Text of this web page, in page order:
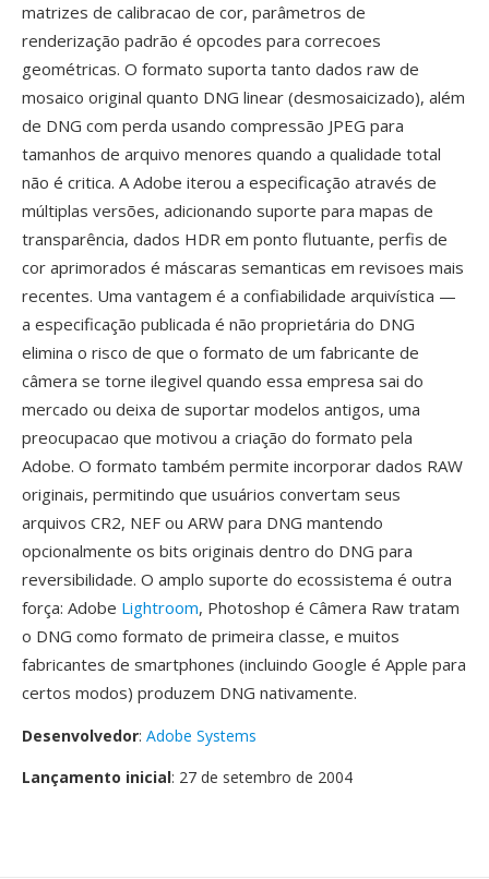
matrizes de calibracao de cor, parâmetros de
renderização padrão é opcodes para correcoes
geométricas. O formato suporta tanto dados raw de
mosaico original quanto DNG linear (desmosaicizado), além
de DNG com perda usando compressão JPEG para
tamanhos de arquivo menores quando a qualidade total
não é critica. A Adobe iterou a especificação através de
múltiplas versões, adicionando suporte para mapas de
transparência, dados HDR em ponto flutuante, perfis de
cor aprimorados é máscaras semanticas em revisoes mais
recentes. Uma vantagem é a confiabilidade arquivística —
a especificação publicada é não proprietária do DNG
elimina o risco de que o formato de um fabricante de
câmera se torne ilegivel quando essa empresa sai do
mercado ou deixa de suportar modelos antigos, uma
preocupacao que motivou a criação do formato pela
Adobe. O formato também permite incorporar dados RAW
originais, permitindo que usuários convertam seus
arquivos CR2, NEF ou ARW para DNG mantendo
opcionalmente os bits originais dentro do DNG para
reversibilidade. O amplo suporte do ecossistema é outra
força: Adobe Lightroom, Photoshop é Câmera Raw tratam
o DNG como formato de primeira classe, e muitos
fabricantes de smartphones (incluindo Google é Apple para
certos modos) produzem DNG nativamente.
Desenvolvedor: Adobe Systems
Lançamento inicial: 27 de setembro de 2004